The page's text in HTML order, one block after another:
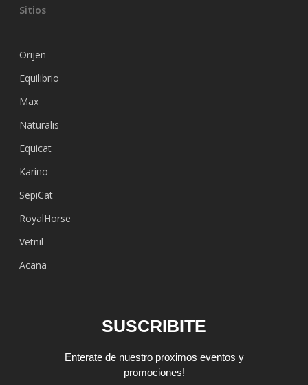
Sitios
Orijen
Equilibrio
Max
Naturalis
Equicat
Karino
SepiCat
RoyalHorse
Vetnil
Acana